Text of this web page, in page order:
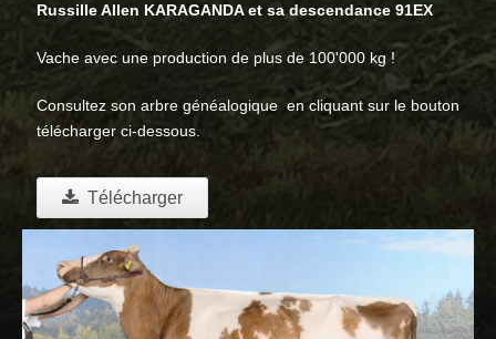
Russille Allen KARAGANDA et sa descendance 91EX
Vache avec une production de plus de 100'000 kg !
Consultez son arbre généalogique en cliquant sur le bouton
télécharger ci-dessous.
Télécharger